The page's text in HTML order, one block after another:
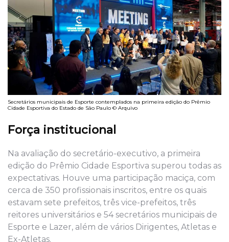
Secretários municipais de Esporte contemplados na primeira edição do Prêmio
Cidade Esportiva do Estado de São Paulo © Arquivo
Força institucional
Na avaliação do secretário-executivo, a primeira
edição do Prêmio Cidade Esportiva superou todas as
expectativas. Houve uma participação maciça, com
cerca de 350 profissionais inscritos, entre os quais
estavam sete prefeitos, três vice-prefeitos, três
reitores universitários e 54 secretários municipais de
Esporte e Lazer, além de vários Dirigentes, Atletas e
Ex-Atletas.